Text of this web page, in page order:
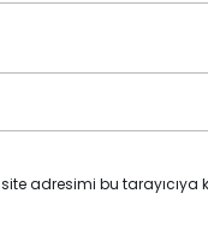
adresimi bu tarayıcıya